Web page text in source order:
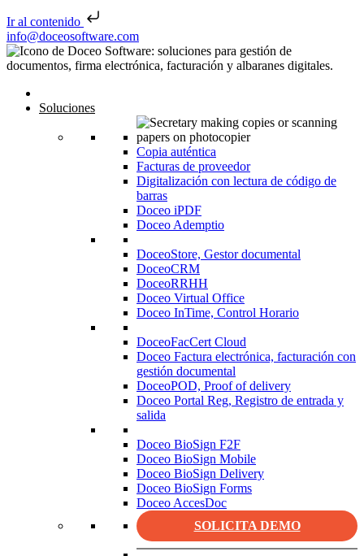
Ir al contenido
Saltar al contenido
info@doceosoftware.com
Navegación de entradas
Soluciones
Copia auténtica
Facturas de proveedor
Digitalización con lectura de código de
barras
Doceo iPDF
Doceo Ademptio
DoceoStore, Gestor documental
DoceoCRM
DoceoRRHH
Doceo Virtual Office
Doceo InTime, Control Horario
DoceoFacCert Cloud
Doceo Factura electrónica, facturación con
gestión documental
DoceoPOD, Proof of delivery
Doceo Portal Reg, Registro de entrada y
salida
Doceo BioSign F2F
Doceo BioSign Mobile
Doceo BioSign Delivery
Doceo BioSign Forms
Doceo AccesDoc
SOLICITA DEMO